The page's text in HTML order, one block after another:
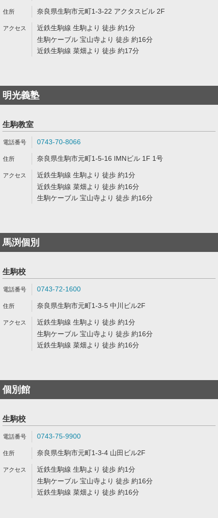
奈良県生駒市元町1-3-22 アクタスビル 2F
近鉄生駒線 生駒より 徒歩 約1分
生駒ケーブル 宝山寺より 徒歩 約16分
近鉄生駒線 菜畑より 徒歩 約17分
明光義塾
生駒教室
0743-70-8066
奈良県生駒市元町1-5-16 IMNビル 1F 1号
近鉄生駒線 生駒より 徒歩 約1分
近鉄生駒線 菜畑より 徒歩 約16分
生駒ケーブル 宝山寺より 徒歩 約16分
馬渕個別
生駒校
0743-72-1600
奈良県生駒市元町1-3-5 中川ビル2F
近鉄生駒線 生駒より 徒歩 約1分
生駒ケーブル 宝山寺より 徒歩 約16分
近鉄生駒線 菜畑より 徒歩 約16分
個別館
生駒校
0743-75-9900
奈良県生駒市元町1-3-4 山田ビル2F
近鉄生駒線 生駒より 徒歩 約1分
生駒ケーブル 宝山寺より 徒歩 約16分
近鉄生駒線 菜畑より 徒歩 約16分